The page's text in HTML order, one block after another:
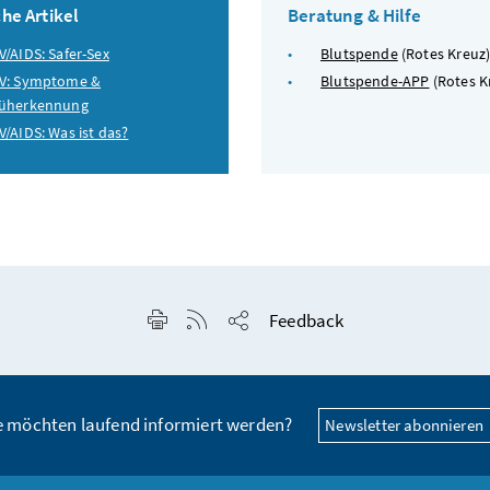
Artikel
AIDS: Safer-Sex
Symptome &
AIDS: Was ist das?
Beratung & Hilfe
Blutspende(Rotes Kreuz)
Blutspende-APP (Rotes
Seite drucken
RSS-Feed anzeigen
Feedback
möchten laufend informiert werden? Newsletter abonnieren